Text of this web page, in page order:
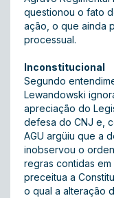
questionou o fato
ação, o que ainda
processual.
Inconstitucional
Segundo
Lewandowski
apreciação do
defesa do CNJ e,
AGU argüiu que a
inobservou o
regras contidas
preceitua a
o qual a alteração